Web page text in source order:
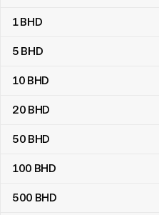
Tabela de conversão de
1BHD
5 BHD
10 BHD
20 BHD
50 BHD
100 BHD
500 BHD